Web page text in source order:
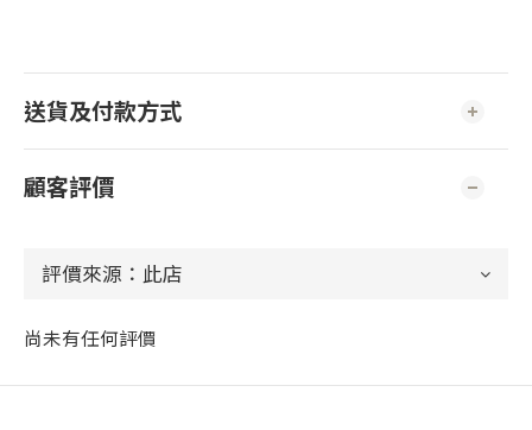
送貨及付款方式
顧客評價
尚未有任何評價